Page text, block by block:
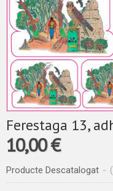
Ferestaga 13,
10,00 €
Producte Descatalogat -